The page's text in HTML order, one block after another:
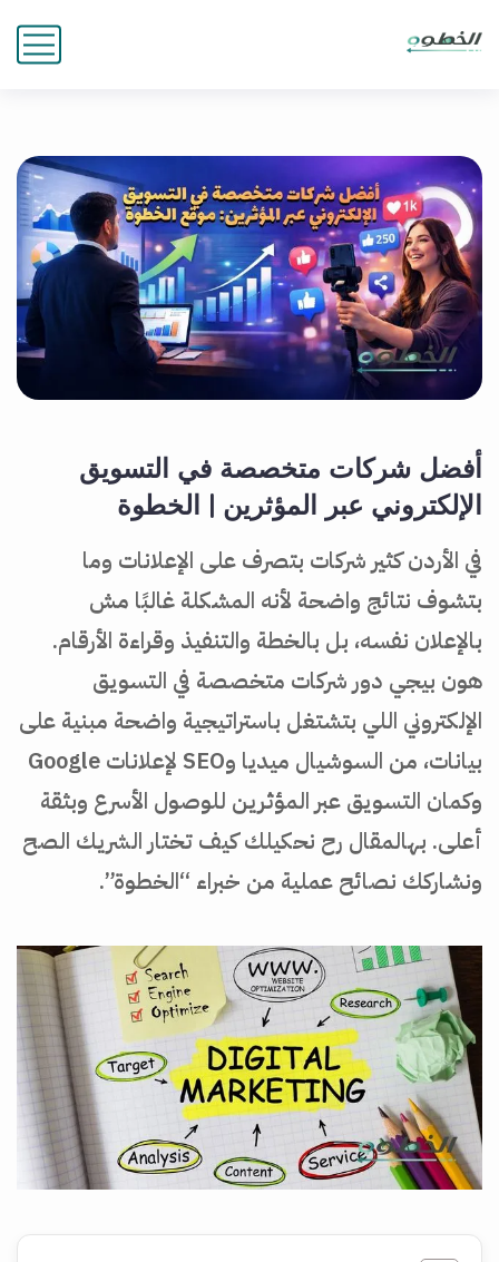
أفضل شركات متخصصة في التسويق
الإلكتروني عبر المؤثرين | الخطوة
في الأردن كثير شركات بتصرف على الإعلانات وما
بتشوف نتائج واضحة لأنه المشكلة غالبًا مش
بالإعلان نفسه، بل بالخطة والتنفيذ وقراءة الأرقام.
هون بيجي دور شركات متخصصة في التسويق
الإلكتروني اللي بتشتغل باستراتيجية واضحة مبنية على
بيانات، من السوشيال ميديا وSEO لإعلانات Google
وكمان التسويق عبر المؤثرين للوصول الأسرع وبثقة
أعلى. بهالمقال رح نحكيلك كيف تختار الشريك الصح
ونشاركك نصائح عملية من خبراء “الخطوة”.